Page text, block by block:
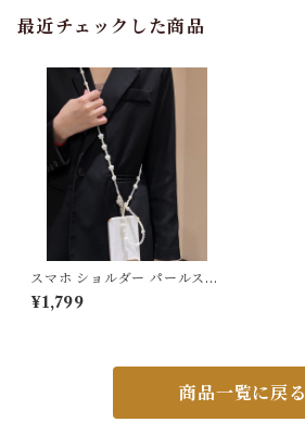
バッグ
カーディガン
パンプス・サンダル
ワンピース・セットアップ
最近チェックした商品
スマホ ショルダー パールスト
ラップ人気
¥1,799
商品一覧に戻る